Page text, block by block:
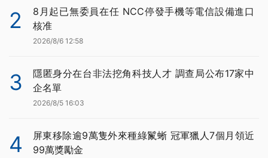
2
8月起已無委員在任 NCC停發手機等電信設備進口
核准
2026/8/6 12:58
3
隱匿身分在台非法挖角科技人才 調查局公布17家中
企名單
2026/8/5 16:03
4
屏東移除逾9萬隻外來種綠鬣蜥 冠軍獵人7個月領近
99萬獎勵金